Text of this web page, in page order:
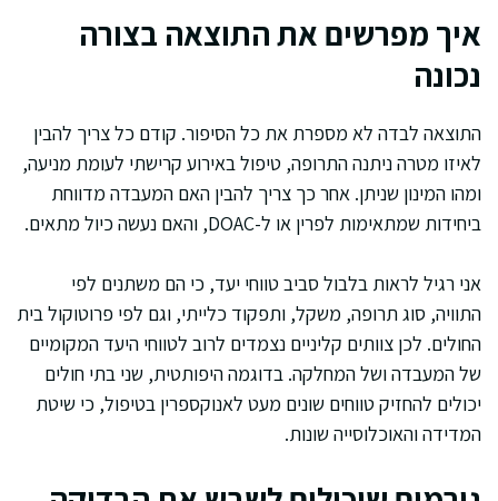
איך מפרשים את התוצאה בצורה
נכונה
התוצאה לבדה לא מספרת את כל הסיפור. קודם כל צריך להבין
לאיזו מטרה ניתנה התרופה, טיפול באירוע קרישתי לעומת מניעה,
ומהו המינון שניתן. אחר כך צריך להבין האם המעבדה מדווחת
ביחידות שמתאימות לפרין או ל-DOAC, והאם נעשה כיול מתאים.
אני רגיל לראות בלבול סביב טווחי יעד, כי הם משתנים לפי
התוויה, סוג תרופה, משקל, ותפקוד כלייתי, וגם לפי פרוטוקול בית
החולים. לכן צוותים קליניים נצמדים לרוב לטווחי היעד המקומיים
של המעבדה ושל המחלקה. בדוגמה היפותטית, שני בתי חולים
יכולים להחזיק טווחים שונים מעט לאנוקספרין בטיפול, כי שיטת
המדידה והאוכלוסייה שונות.